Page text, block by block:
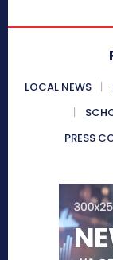
LOCAL NEWS
PRESS